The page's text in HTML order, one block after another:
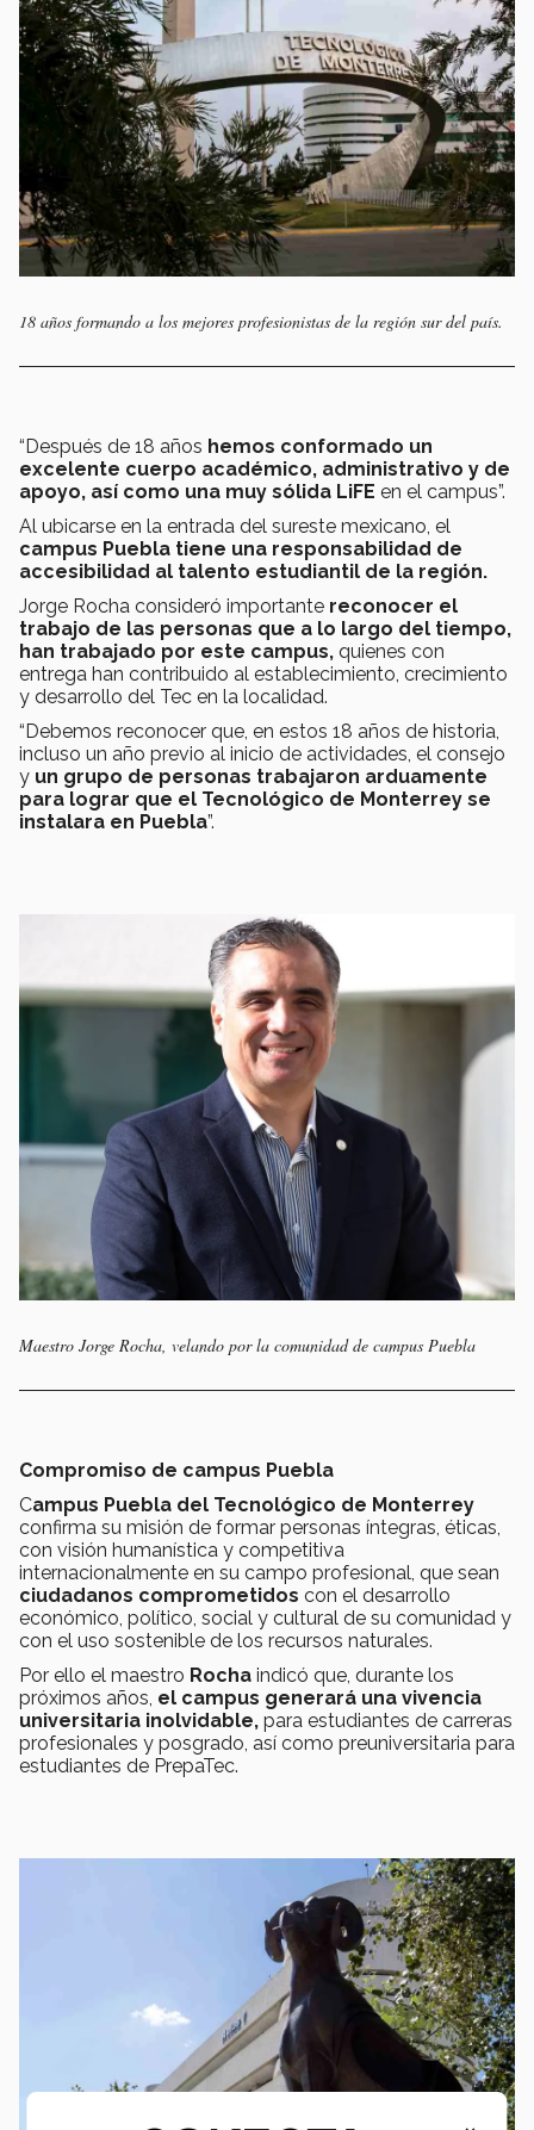
18 años formando a los mejores profesionistas de la región sur del país.
“Después de 18 años hemos conformado un
excelente cuerpo académico, administrativo y de
apoyo, así como una muy sólida LiFE en el campus”.
Al ubicarse en la entrada del sureste mexicano, el
campus Puebla tiene una responsabilidad de
accesibilidad al talento estudiantil de la región.
Jorge Rocha consideró importante reconocer el
trabajo de las personas que a lo largo del tiempo,
han trabajado por este campus, quienes con
entrega han contribuido al establecimiento, crecimiento
y desarrollo del Tec en la localidad.
“Debemos reconocer que, en estos 18 años de historia,
incluso un año previo al inicio de actividades, el consejo
y un grupo de personas trabajaron arduamente
para lograr que el Tecnológico de Monterrey se
instalara en Puebla”.
Maestro Jorge Rocha, velando por la comunidad de campus Puebla
Compromiso de campus Puebla
Campus Puebla del Tecnológico de Monterrey
confirma su misión de formar personas íntegras, éticas,
con visión humanística y competitiva
internacionalmente en su campo profesional, que sean
ciudadanos comprometidos con el desarrollo
económico, político, social y cultural de su comunidad y
con el uso sostenible de los recursos naturales.
Por ello el maestro Rocha indicó que, durante los
próximos años, el campus generará una vivencia
universitaria inolvidable, para estudiantes de carreras
profesionales y posgrado, así como preuniversitaria para
estudiantes de PrepaTec.